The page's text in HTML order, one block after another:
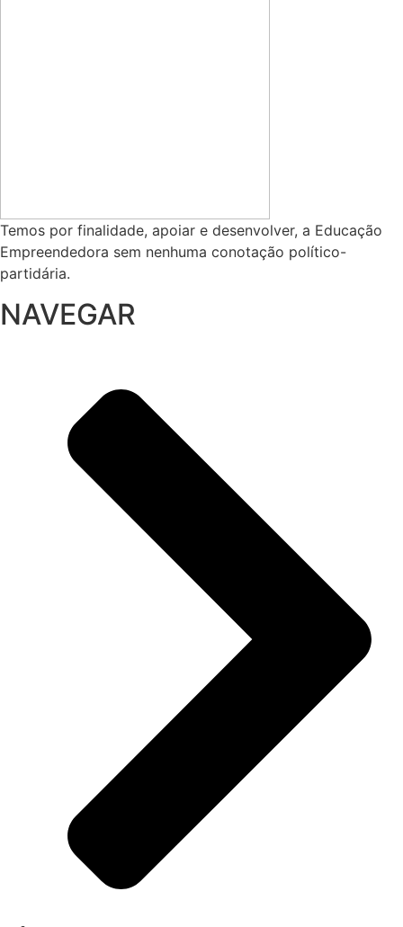
Temos por finalidade, apoiar e desenvolver, a Educação
Empreendedora sem nenhuma conotação político-
partidária.
NAVEGAR